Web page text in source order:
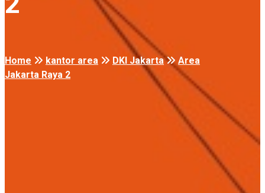
Home kantor area DKI Jakarta
Area
Jakarta Raya 2